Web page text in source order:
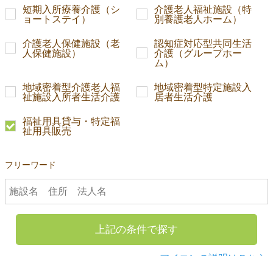
短期入所療養介護（シ
ョートステイ）
介護老人福祉施設（特
別養護老人ホーム）
介護老人保健施設（老
人保健施設）
認知症対応型共同生活
介護（グループホー
ム）
地域密着型介護老人福
祉施設入所者生活介護
地域密着型特定施設入
居者生活介護
福祉用具貸与・特定福
祉用具販売
フリーワード
上記の条件で探す